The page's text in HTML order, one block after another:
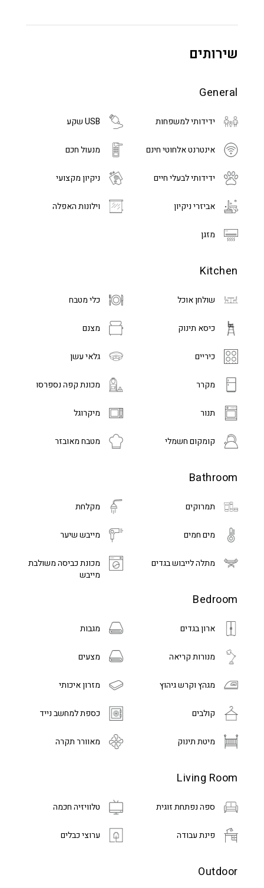
שירותים
General
ידידותי למשפחות USB שקע
אינטרנט אלחוטי חינם מנעול חכם
ידידותי לבעלי חיים ניקיון מקצועי
אביזרי ניקיון וילונות האפלה
מזגן
Kitchen
שולחן אוכל כלי מטבח
כיסא תינוק מצנם
כיריים גלאי עשן
מקרר מכונת קפה נספרסו
תנור מיקרוגל
קומקום חשמלי מטבח מאובזר
Bathroom
תמרוקים מקלחת
מים חמים מייבש שיער
מתלה לייבוש בגדים
מכונת כביסה משולבת
מייבש
Bedroom
ארון בגדים מגבות
מנורות קריאה מצעים
מגהץ וקרש גיהוץ מזרון איכותי
קולבים כספת למחשב נייד
מיטת תינוק מאוורר תקרה
Living Room
ספה נפתחת זוגית טלוויזיה חכמה
פינת עבודה ערוצי כבלים
Outdoor